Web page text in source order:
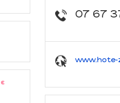
€
07 67